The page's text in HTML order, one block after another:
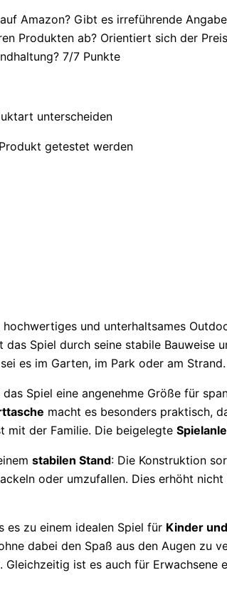
Amazon? Gibt es irreführende
Produkten ab? Orientiert sich der
7/7 Punkte
unterscheiden
getestet werden
hochwertiges und unterhaltsames
das Spiel durch seine stabile Bauweise
es im Garten, im Park oder am Strand.
Spiel eine angenehme Größe für
macht es besonders praktisch,
mit der Familie. Die beigelegte
stabilen Stand: Die Konstruktion
oder umzufallen. Dies erhöht
es zu einem idealen Spiel für Kinder
dabei den Spaß aus den Augen zu
ist es auch für